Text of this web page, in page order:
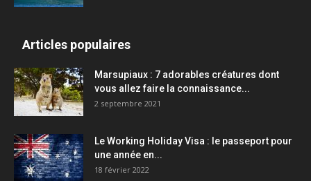
Articles populaires
Marsupiaux : 7 adorables créatures dont
vous allez faire la connaissance...
2 septembre 2021
Le Working Holiday Visa : le passeport pour
une année en...
18 février 2022